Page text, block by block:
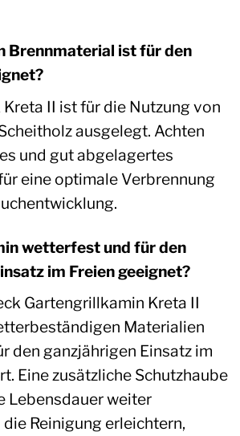
Brennmaterial ist für den
II ist für die Nutzung von
ausgelegt. Achten
und gut abgelagertes
eine optimale Verbrennung
wetterfest und für den
im Freien geeignet?
Gartengrillkamin Kreta II
Materialien
den ganzjährigen Einsatz im
Eine zusätzliche Schutzhaube
Lebensdauer weiter
Reinigung erleichtern,